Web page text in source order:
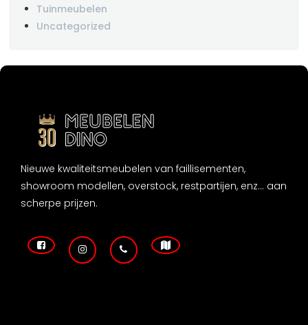
Tuinmeubelen
Uncategorized
Nieuwe kwaliteitsmeubelen van faillisementen,
showroom modellen, overstock, restpartijen, enz... aan
scherpe prijzen.